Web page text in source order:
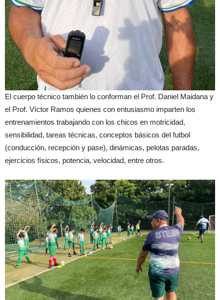
El cuerpo técnico también lo conforman el Prof. Daniel Maidana y
el Prof. Víctor Ramos quienes con entusiasmo imparten los
entrenamientos trabajando con los chicos en motricidad,
sensibilidad, tareas técnicas, conceptos básicos del futbol
(conducción, recepción y pase), dinámicas, pelotas paradas,
ejercicios físicos, potencia, velocidad, entre otros.